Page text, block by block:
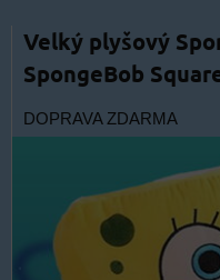
Velký plyšový
SpongeBob
DOPRAVA ZDARMA